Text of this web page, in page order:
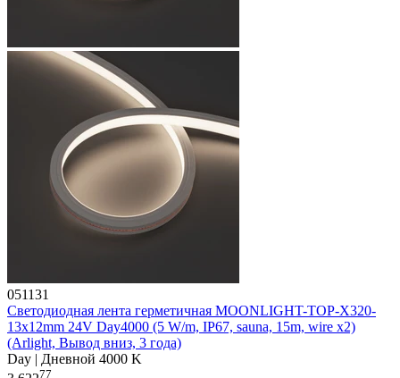
051131
Светодиодная лента герметичная MOONLIGHT-TOP-X320-
13x12mm 24V Day4000 (5 W/m, IP67, sauna, 15m, wire x2)
(Arlight, Вывод вниз, 3 года)
Day | Дневной 4000 K
77